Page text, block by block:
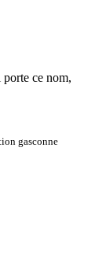
ce nom,
gasconne